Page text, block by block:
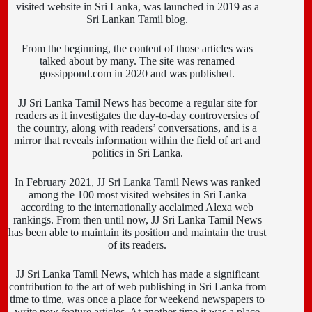
visited website in Sri Lanka, was launched in 2019 as a
Sri Lankan Tamil blog.
From the beginning, the content of those articles was
talked about by many. The site was renamed
gossippond.com in 2020 and was published.
JJ Sri Lanka Tamil News has become a regular site for
readers as it investigates the day-to-day controversies of
the country, along with readers’ conversations, and is a
mirror that reveals information within the field of art and
politics in Sri Lanka.
In February 2021, JJ Sri Lanka Tamil News was ranked
among the 100 most visited websites in Sri Lanka
according to the internationally acclaimed Alexa web
rankings. From then until now, JJ Sri Lanka Tamil News
has been able to maintain its position and maintain the trust
of its readers.
JJ Sri Lanka Tamil News, which has made a significant
contribution to the art of web publishing in Sri Lanka from
time to time, was once a place for weekend newspapers to